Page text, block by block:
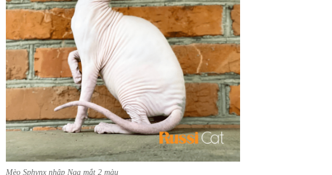
Mèo Sphynx nhập Nga mắt 2 màu